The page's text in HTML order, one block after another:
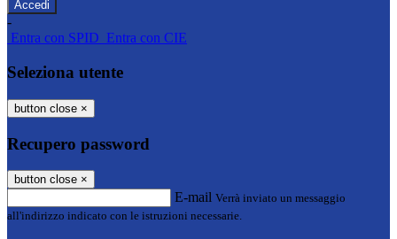
-
Entra con SPID Entra con CIE
Seleziona utente
button close ×
Recupero password
button close ×
E-mail Verrà inviato un messaggio
all'indirizzo indicato con le istruzioni necessarie.